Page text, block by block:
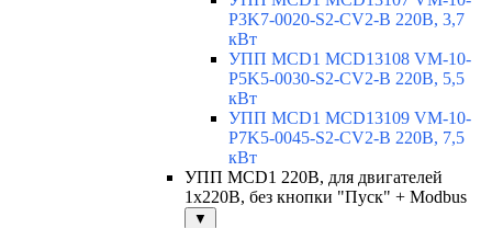
P3K7-0020-S2-CV2-B 220В, 3,7
кВт
УПП MCD1 MCD13108 VM-10-
P5K5-0030-S2-CV2-B 220В, 5,5
кВт
УПП MCD1 MCD13109 VM-10-
P7K5-0045-S2-CV2-B 220В, 7,5
кВт
УПП MCD1 220В, для двигателей
1х220В, без кнопки "Пуск" + Modbus
▼